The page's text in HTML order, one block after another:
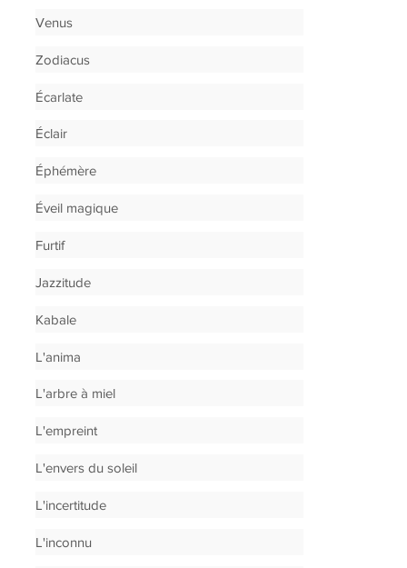
Venus
Zodiacus
Écarlate
Éclair
Éphémère
Éveil magique
Furtif
Jazzitude
Kabale
L'anima
L'arbre à miel
L'empreint
L'envers du soleil
L'incertitude
L'inconnu